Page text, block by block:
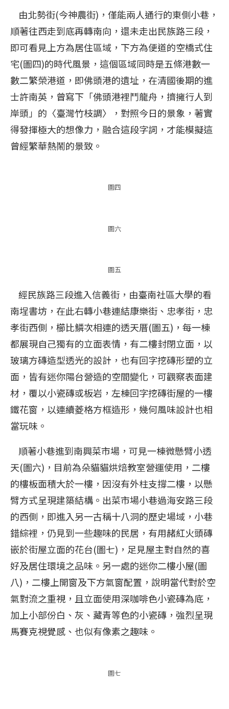
由北勢街(今神農街)，僅能兩人通行的東側小巷，
順著往西走到底再轉南向，還未走出民族路三段，
即可看見上方為居住區域，下方為便道的空橋式住
宅(圖四)的時代風景，這個區域同時是五條港數一
數二繁榮港道，即佛頭港的遺址，在清國後期的進
士許南英，曾寫下「佛頭港裡鬥龍舟，擠擁行人到
岸頭」的〈臺灣竹枝調〉，對照今日的景象，著實
得發揮極大的想像力，融合這段字詞，才能模擬這
曾經繁華熱鬧的景致。
圖四
圖六
圖五
經民族路三段進入信義街，由臺南社區大學的看
南埕書坊，在此右轉小巷連結康樂街、忠孝街，忠
孝街西側，櫛比鱗次相連的透天厝(圖五)，每一棟
都展現自己獨有的立面表情，有二樓封閉立面，以
玻璃方磚造型透光的設計，也有回字挖磚形塑的立
面，皆有迷你陽台營造的空間變化，可觀察表面建
材，覆以小瓷磚或板岩，左棟回字挖磚街屋的一樓
鐵花窗，以連續菱格方框造形，幾何風味設計也相
當玩味。
順著小巷進到南興菜市場，可見一棟微懸臂小透
天(圖六)，目前為朵貓貓烘焙教室營運使用，二樓
的樓板面積大於一樓，因沒有外柱支撐二樓，以懸
臂方式呈現建築結構。出菜市場小巷過海安路三段
的西側，即進入另一古稱十八洞的歷史場域，小巷
錯綜裡，仍見到一些趣味的民居，有用赭紅火頭磚
嵌於街屋立面的花台(圖七)，足見屋主對自然的喜
好及居住環境之品味。另一處的迷你二樓小屋(圖
八)，二樓上開窗及下方氣窗配置，說明當代對於空
氣對流之重視，且立面使用深咖啡色小瓷磚為底，
加上小部份白、灰、藏青等色的小瓷磚，強烈呈現
馬賽克視覺感、也似有像素之趣味。
圖七